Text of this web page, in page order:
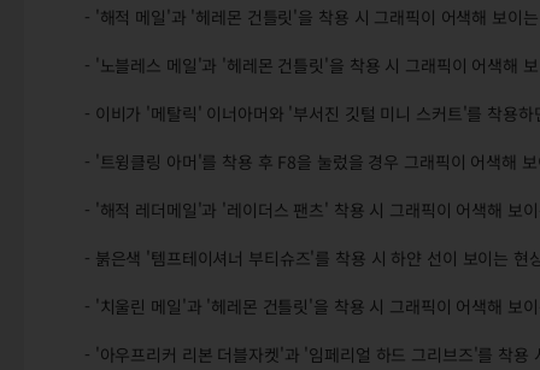
- '해적 메일'과 '헤레몬 건틀릿'을 착용 시 그래픽이 어색해 보이
- '노블레스 메일'과 '헤레몬 건틀릿'을 착용 시 그래픽이 어색해
- 이비가 '메탈릭' 이너아머와 '부서진 깃털 미니 스커트'를 착용
- '트윙클링 아머'를 착용 후 F8을 눌렀을 경우 그래픽이 어색해
- '해적 레더메일'과 '레이더스 팬츠' 착용 시 그래픽이 어색해 보
- 붉은색 '템프테이셔너 부티슈즈'를 착용 시 하얀 선이 보이는 현
- '치울린 메일'과 '헤레몬 건틀릿'을 착용 시 그래픽이 어색해 보
- '아우프리커 리본 더블자켓'과 '임페리얼 하드 그리브즈'를 착용